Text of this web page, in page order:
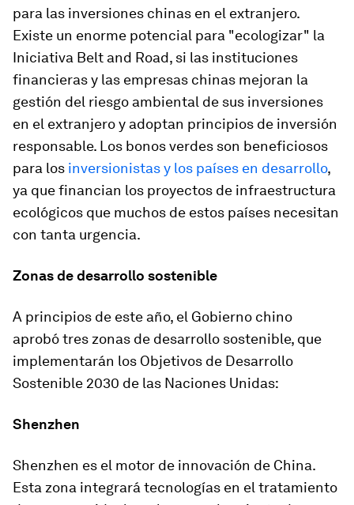
para las inversiones chinas en el extranjero.
Existe un enorme potencial para "ecologizar" la
Iniciativa Belt and Road, si las instituciones
financieras y las empresas chinas mejoran la
gestión del riesgo ambiental de sus inversiones
en el extranjero y adoptan principios de inversión
responsable. Los bonos verdes son beneficiosos
para los inversionistas y los países en desarrollo,
ya que financian los proyectos de infraestructura
ecológicos que muchos de estos países necesitan
con tanta urgencia.
Zonas de desarrollo sostenible
A principios de este año, el Gobierno chino
aprobó tres zonas de desarrollo sostenible, que
implementarán los Objetivos de Desarrollo
Sostenible 2030 de las Naciones Unidas:
Shenzhen
Shenzhen es el motor de innovación de China.
Esta zona integrará tecnologías en el tratamiento